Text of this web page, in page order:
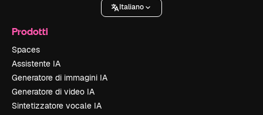
Italiano
Prodotti
Spaces
Assistente IA
Generatore di immagini IA
Generatore di video IA
Sintetizzatore vocale IA